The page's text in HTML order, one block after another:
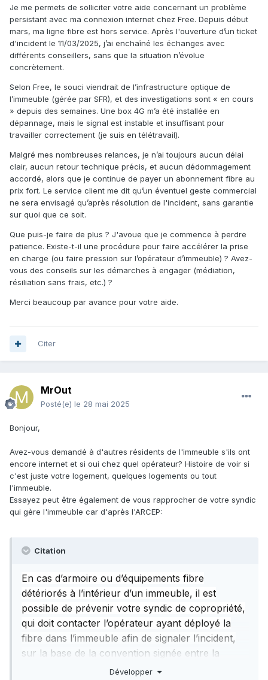
Je me permets de solliciter votre aide concernant un problème
persistant avec ma connexion internet chez Free. Depuis début
mars, ma ligne fibre est hors service. Après l'ouverture d’un ticket
d'incident le 11/03/2025, j’ai enchaîné les échanges avec
différents conseillers, sans que la situation n’évolue
concrètement.
Selon Free, le souci viendrait de l’infrastructure optique de
l’immeuble (gérée par SFR), et des investigations sont « en cours
» depuis des semaines. Une box 4G m’a été installée en
dépannage, mais le signal est instable et insuffisant pour
travailler correctement (je suis en télétravail).
Malgré mes nombreuses relances, je n’ai toujours aucun délai
clair, aucun retour technique précis, et aucun dédommagement
accordé, alors que je continue de payer un abonnement fibre au
prix fort. Le service client me dit qu’un éventuel geste commercial
ne sera envisagé qu’après résolution de l'incident, sans garantie
sur quoi que ce soit.
Que puis-je faire de plus ? J'avoue que je commence à perdre
patience. Existe-t-il une procédure pour faire accélérer la prise
en charge (ou faire pression sur l’opérateur d’immeuble) ? Avez-
vous des conseils sur les démarches à engager (médiation,
résiliation sans frais, etc.) ?
Merci beaucoup par avance pour votre aide.
Citer
MrOut
Posté(e) le 28 mai 2025
Bonjour,
Avez-vous demandé à d'autres résidents de l'immeuble s'ils ont
encore internet et si oui chez quel opérateur? Histoire de voir si
c'est juste votre logement, quelques logements ou tout
l'immeuble.
Essayez peut être également de vous rapprocher de votre syndic
qui gère l'immeuble car d'après l'ARCEP:
Citation
En cas d’armoire ou d’équipements fibre
détériorés à l’intérieur d’un immeuble, il est
possible de prévenir votre syndic de copropriété,
qui doit contacter l’opérateur ayant déployé la
fibre dans l’immeuble afin de signaler l’incident,
sur la base de la convention signée entre la
copropriété et cet opérateur pour le déploiement
Développer